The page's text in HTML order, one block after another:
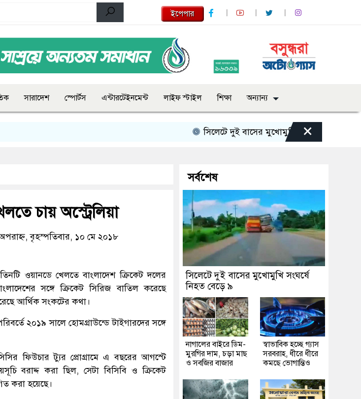
ইপেপার
সারাদেশ স্পোর্টস এন্টারটেইনমেন্ট লাইফ স্টাইল শিক্ষা অন্যান্য
সিলেটে দুই বাসের মুখোমুখি সংঘর্ষে নিহত বেড়ে ৯
×
চায় অস্ট্রেলিয়া
বৃহস্পতিবার, ১০ মে ২০১৮
ওয়ানডে খেলতে বাংলাদেশ ক্রিকেট দলের
সঙ্গে ক্রিকেট সিরিজ বাতিল করেছে
আর্থিক সংকটের কথা।
২০১৯ সালে হোমগ্রাউন্ডে টাইগারদের সঙ্গে
ফিউচার ট্যুর প্রোগ্রামে এ বছরের আগস্টে
বরাদ্দ করা ছিল, সেটা বিসিবি ও ক্রিকেট
করা হয়েছে।
সর্বশেষ
সিলেটে দুই বাসের মুখোমুখি সংঘর্ষে
নিহত বেড়ে ৯
নাগালের বাইরে ডিম-
মুরগির দাম, চড়া মাছ
ও সবজির বাজার
স্বাভাবিক হচ্ছে গ্যাস
সরবরাহ, ধীরে ধীরে
কমছে ভোগান্তিও